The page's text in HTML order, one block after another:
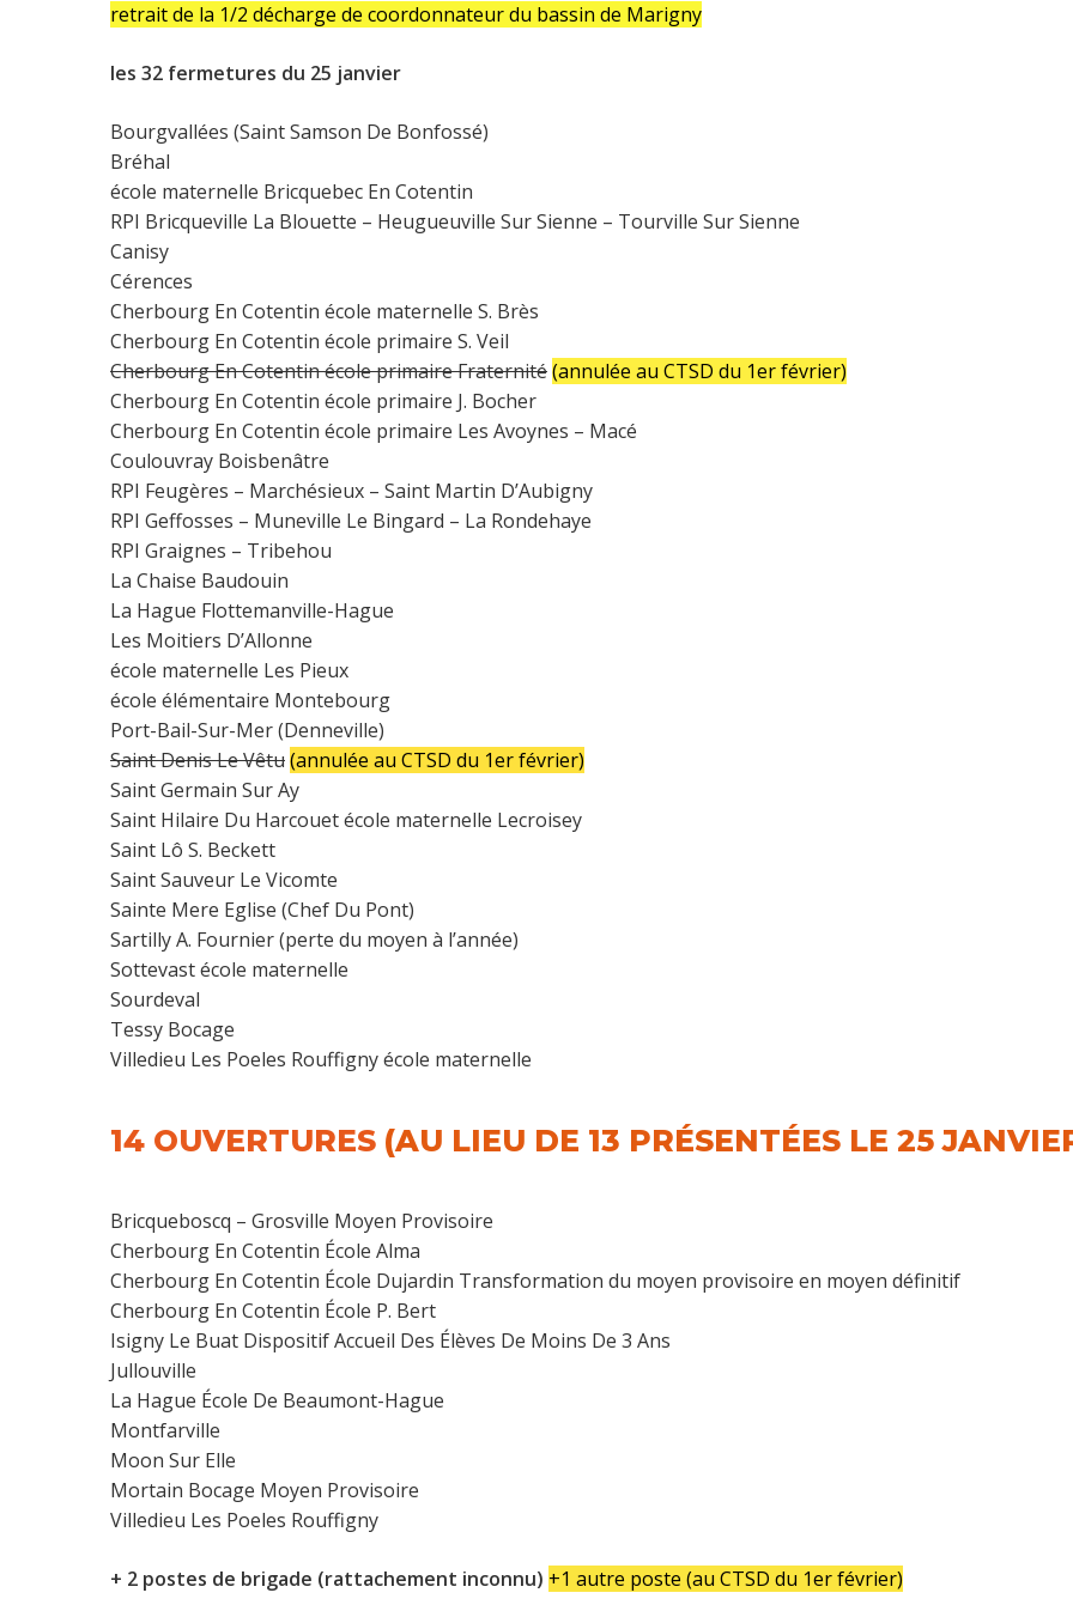
retrait de la 1/2 décharge de coordonnateur du bassin de Marigny
les 32 fermetures du 25 janvier
Bourgvallées (Saint Samson De Bonfossé)
Bréhal
école maternelle Bricquebec En Cotentin
RPI Bricqueville La Blouette – Heugueuville Sur Sienne – Tourville Sur Sienne
Canisy
Cérences
Cherbourg En Cotentin école maternelle S. Brès
Cherbourg En Cotentin école primaire S. Veil
Cherbourg En Cotentin école primaire Fraternité(annulée au CTSD du 1er février)
Cherbourg En Cotentin école primaire J. Bocher
Cherbourg En Cotentin école primaire Les Avoynes – Macé
Coulouvray Boisbenâtre
RPI Feugères – Marchésieux – Saint Martin D’Aubigny
RPI Geffosses – Muneville Le Bingard – La Rondehaye
RPI Graignes – Tribehou
La Chaise Baudouin
La Hague Flottemanville-Hague
Les Moitiers D’Allonne
école maternelle Les Pieux
école élémentaire Montebourg
Port-Bail-Sur-Mer (Denneville)
Saint Denis Le Vêtu(annulée au CTSD du 1er février)
Saint Germain Sur Ay
Saint Hilaire Du Harcouet école maternelle Lecroisey
Saint Lô S. Beckett
Saint Sauveur Le Vicomte
Sainte Mere Eglise (Chef Du Pont)
Sartilly A. Fournier (perte du moyen à l’année)
Sottevast école maternelle
Sourdeval
Tessy Bocage
Villedieu Les Poeles Rouffigny école maternelle
14 OUVERTURES (AU LIEU DE 13 PRÉSENTÉES LE 25
Bricqueboscq – Grosville Moyen Provisoire
Cherbourg En Cotentin École Alma
Cherbourg En Cotentin École Dujardin Transformation du moyen provisoire en moyen définitif
Cherbourg En Cotentin École P. Bert
Isigny Le Buat Dispositif Accueil Des Élèves De Moins De 3 Ans
Jullouville
La Hague École De Beaumont-Hague
Montfarville
Moon Sur Elle
Mortain Bocage Moyen Provisoire
Villedieu Les Poeles Rouffigny
+ 2 postes de brigade (rattachement inconnu) +1 autre poste (au CTSD du 1er février)